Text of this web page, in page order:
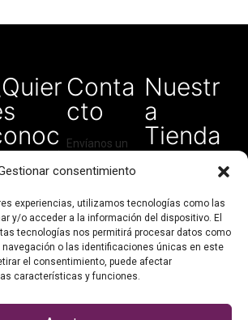
consentimiento
experiencias, utilizamos tecnologías como las
y/o acceder a la información del dispositivo. El
tecnologías nos permitirá procesar datos como
o las identificaciones únicas en este
el consentimiento, puede afectar
características y funciones.
somos
Contacto
Mi cuenta
Conta
cto
Envíanos un
electrónico
tipo de
consulta:
didarthandma
de@gmail.com
O escríbenos
Nuestr
a
Tienda
en
on